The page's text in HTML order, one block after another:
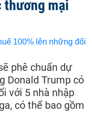
thương mại
phê chuẩn dự
Donald Trump có
với 5 nhà nhập
có thể bao gồm